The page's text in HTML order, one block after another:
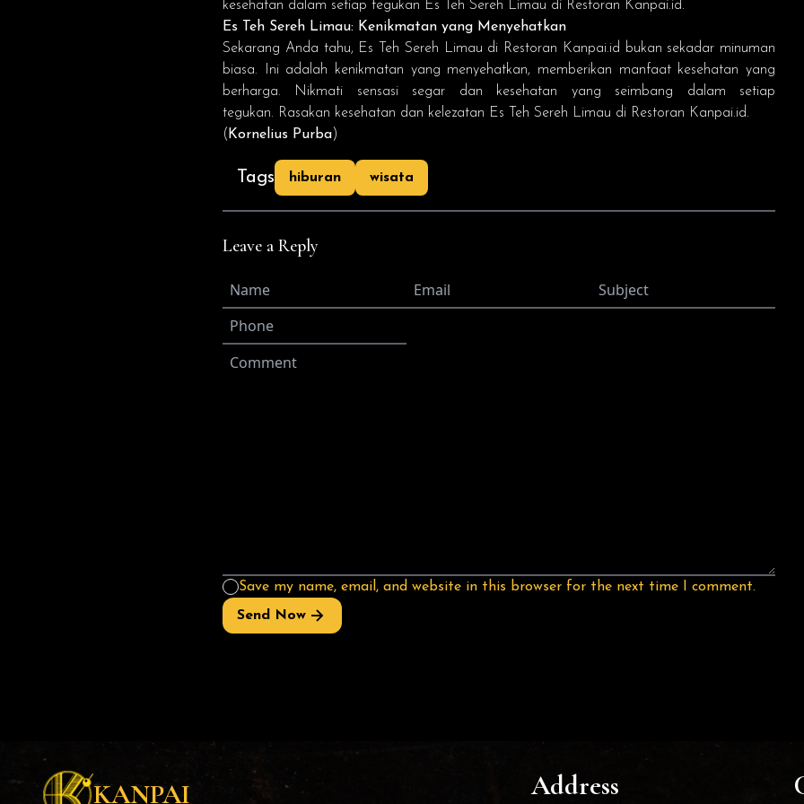
kesehatan dalam setiap tegukan Es Teh Sereh Limau di Restoran Kanpai.id.
Es Teh Sereh Limau: Kenikmatan yang Menyehatkan
Sekarang Anda tahu, Es Teh Sereh Limau di Restoran Kanpai.id bukan sekadar minuman
biasa. Ini adalah kenikmatan yang menyehatkan, memberikan manfaat kesehatan yang
berharga. Nikmati sensasi segar dan kesehatan yang seimbang dalam setiap
tegukan. Rasakan kesehatan dan kelezatan Es Teh Sereh Limau di Restoran Kanpai.id.
( Kornelius Purba)
Tags hiburan wisata
Leave a Reply
Save my name, email, and website in this browser for the next time I comment.
Send Now
KANPAI Address